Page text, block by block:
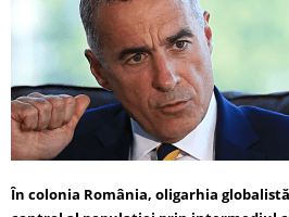
În colonia România, oligarhia